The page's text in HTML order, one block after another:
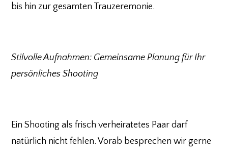
bis hin zur gesamten Trauzeremonie.
Stilvolle Aufnahmen: Gemeinsame Planung für Ihr
persönliches Shooting
Ein Shooting als frisch verheiratetes Paar darf
natürlich nicht fehlen. Vorab besprechen wir gerne